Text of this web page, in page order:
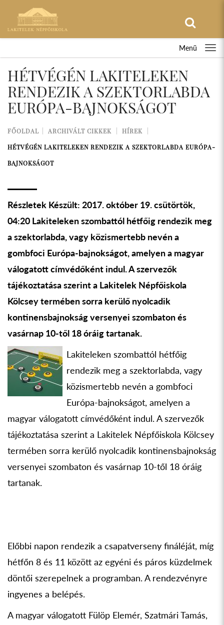
Menü
HÉTVÉGÉN LAKITELEKEN
RENDEZIK A SZEKTORLABDA
EURÓPA-BAJNOKSÁGOT
FŐOLDAL ARCHIVÁLT CIKKEK
HÍREK
HÉTVÉGÉN LAKITELEKEN RENDEZIK A SZEKTORLABDA EURÓPA-
BAJNOKSÁGOT
Részletek Készült: 2017. október 19. csütörtök,
04:20 Lakiteleken szombattól hétfőig rendezik meg
a szektorlabda, vagy közismertebb nevén a
gombfoci Európa-bajnokságot, amelyen a magyar
válogatott címvédőként indul. A szervezők
tájékoztatása szerint a Lakitelek Népfőiskola
Kölcsey termében sorra kerülő nyolcadik
kontinensbajnokság versenyei szombaton és
vasárnap 10-től 18 óráig tartanak.
Lakiteleken szombattól hétfőig
rendezik meg a szektorlabda, vagy
közismertebb nevén a gombfoci
Európa-bajnokságot, amelyen a
magyar válogatott címvédőként indul. A szervezők
tájékoztatása szerint a Lakitelek Népfőiskola Kölcsey
termében sorra kerülő nyolcadik kontinensbajnokság
versenyei szombaton és vasárnap 10-től 18 óráig
tartanak.
Előbbi napon rendezik a csapatverseny fináléját, míg
hétfőn 8 és 11 között az egyéni és páros küzdelmek
döntői szerepelnek a programban. A rendezvényre
ingyenes a belépés.
A magyar válogatott Fülöp Elemér, Szatmári Tamás,